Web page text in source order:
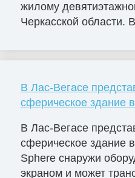
жилому
Черкасской области.
В Лас-Вегасе
сферическое здание
В Лас-Вегасе
сферическое здание
Sphere снаружи
экраном и может